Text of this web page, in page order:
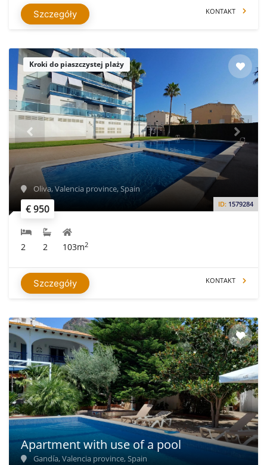
Szczegóły KONTAKT
Kroki do piaszczystej plaży
€ 950 ID: 1579284
Oliva, Valencia province, Spain
2 2 103m2
Szczegóły KONTAKT
Apartment with use of a pool
Gandía, Valencia province, Spain